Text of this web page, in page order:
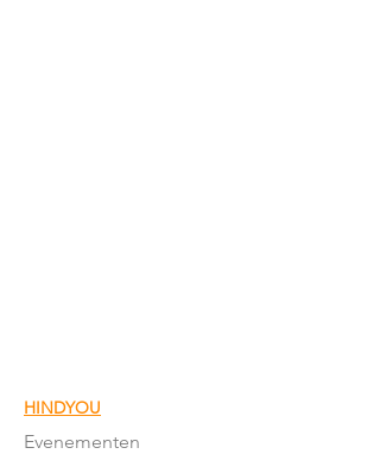
HINDYOU
Evenementen